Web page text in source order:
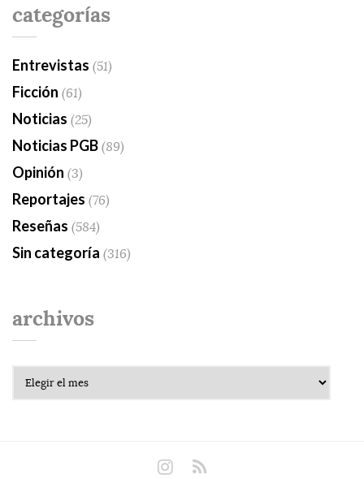
categorías
Entrevistas (51)
Ficción (61)
Noticias (25)
Noticias PGB(89)
Opinión (3)
Reportajes (76)
Reseñas (584)
Sin categoría (316)
archivos